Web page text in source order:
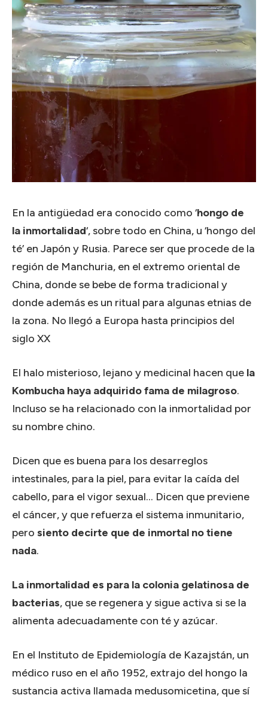
En la antigüedad era conocido como ‘hongo de
la inmortalidad‘, sobre todo en China, u ‘hongo del
té’ en Japón y Rusia. Parece ser que procede de la
región de Manchuria, en el extremo oriental de
China, donde se bebe de forma tradicional y
donde además es un ritual para algunas etnias de
la zona. No llegó a Europa hasta principios del
siglo XX
El halo misterioso, lejano y medicinal hacen que la
Kombucha haya adquirido fama de milagroso.
Incluso se ha relacionado con la inmortalidad por
su nombre chino.
Dicen que es buena para los desarreglos
intestinales, para la piel, para evitar la caída del
cabello, para el vigor sexual… Dicen que previene
el cáncer, y que refuerza el sistema inmunitario,
pero siento decirte que de inmortal no tiene
nada.
La inmortalidad es para la colonia gelatinosa de
bacterias, que se regenera y sigue activa si se la
alimenta adecuadamente con té y azúcar.
En el Instituto de Epidemiología de Kazajstán, un
médico ruso en el año 1952, extrajo del hongo la
sustancia activa llamada medusomicetina, que sí